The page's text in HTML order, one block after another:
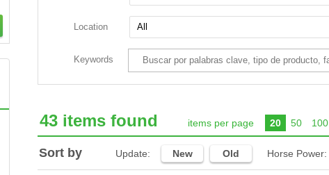
Location
Keywords
43 items found items per page 20 50 100
Sort by Update: New Old Horse Power: